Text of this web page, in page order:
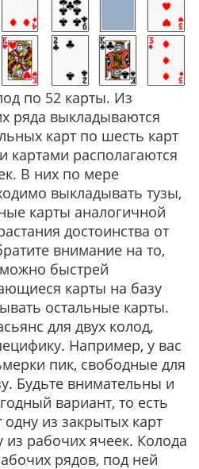
по 52 карты. Из
ряда выкладываются
карт по шесть карт
картами располагаются
В них по мере
выкладывать тузы,
карты аналогичной
достоинства от
внимание на то,
быстрей
карты на базу
остальные карты.
для двух колод,
Например, у вас
пик, свободные для
Будьте внимательны и
вариант, то есть
одну из закрытых карт
рабочих ячеек. Колода
рядов, под ней